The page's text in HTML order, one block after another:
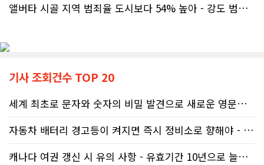
앨버타 시골 지역 범죄율 도시보다 54% 높아 - 강도 범죄는 도시가 ..
기사 조회건수 TOP 20
세계 최초로 문자와 숫자의 비밀 발견으로 새로운 영문법을 발명한 임성빈..
자동차 배터리 경고등이 켜지면 즉시 정비소로 향해야 - 주행중 차량 갑..
캐나다 여권 갱신 시 유의 사항 - 유효기간 10년으로 늘어나 편리